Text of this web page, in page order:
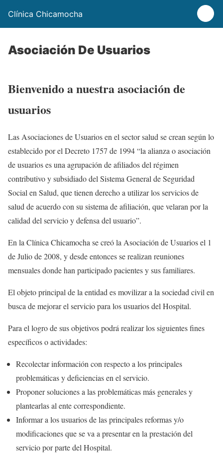
Clínica Chicamocha
Asociación De Usuarios
Bienvenido a nuestra asociación de
usuarios
Las Asociaciones de Usuarios en el sector salud se crean según lo
establecido por el Decreto 1757 de 1994 “la alianza o asociación
de usuarios es una agrupación de afiliados del régimen
contributivo y subsidiado del Sistema General de Seguridad
Social en Salud, que tienen derecho a utilizar los servicios de
salud de acuerdo con su sistema de afiliación, que velaran por la
calidad del servicio y defensa del usuario”.
En la Clínica Chicamocha se creó la Asociación de Usuarios el 1
de Julio de 2008, y desde entonces se realizan reuniones
mensuales donde han participado pacientes y sus familiares.
El objeto principal de la entidad es movilizar a la sociedad civil en
busca de mejorar el servicio para los usuarios del Hospital.
Para el logro de sus objetivos podrá realizar los siguientes fines
específicos o actividades:
Recolectar información con respecto a los principales
problemáticas y deficiencias en el servicio.
Proponer soluciones a las problemáticas más generales y
plantearlas al ente correspondiente.
Informar a los usuarios de las principales reformas y/o
modificaciones que se va a presentar en la prestación del
servicio por parte del Hospital.